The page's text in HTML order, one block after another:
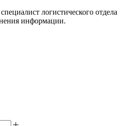
логистического отдела
информации.